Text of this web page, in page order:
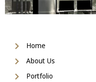
Home
About Us
Portfolio